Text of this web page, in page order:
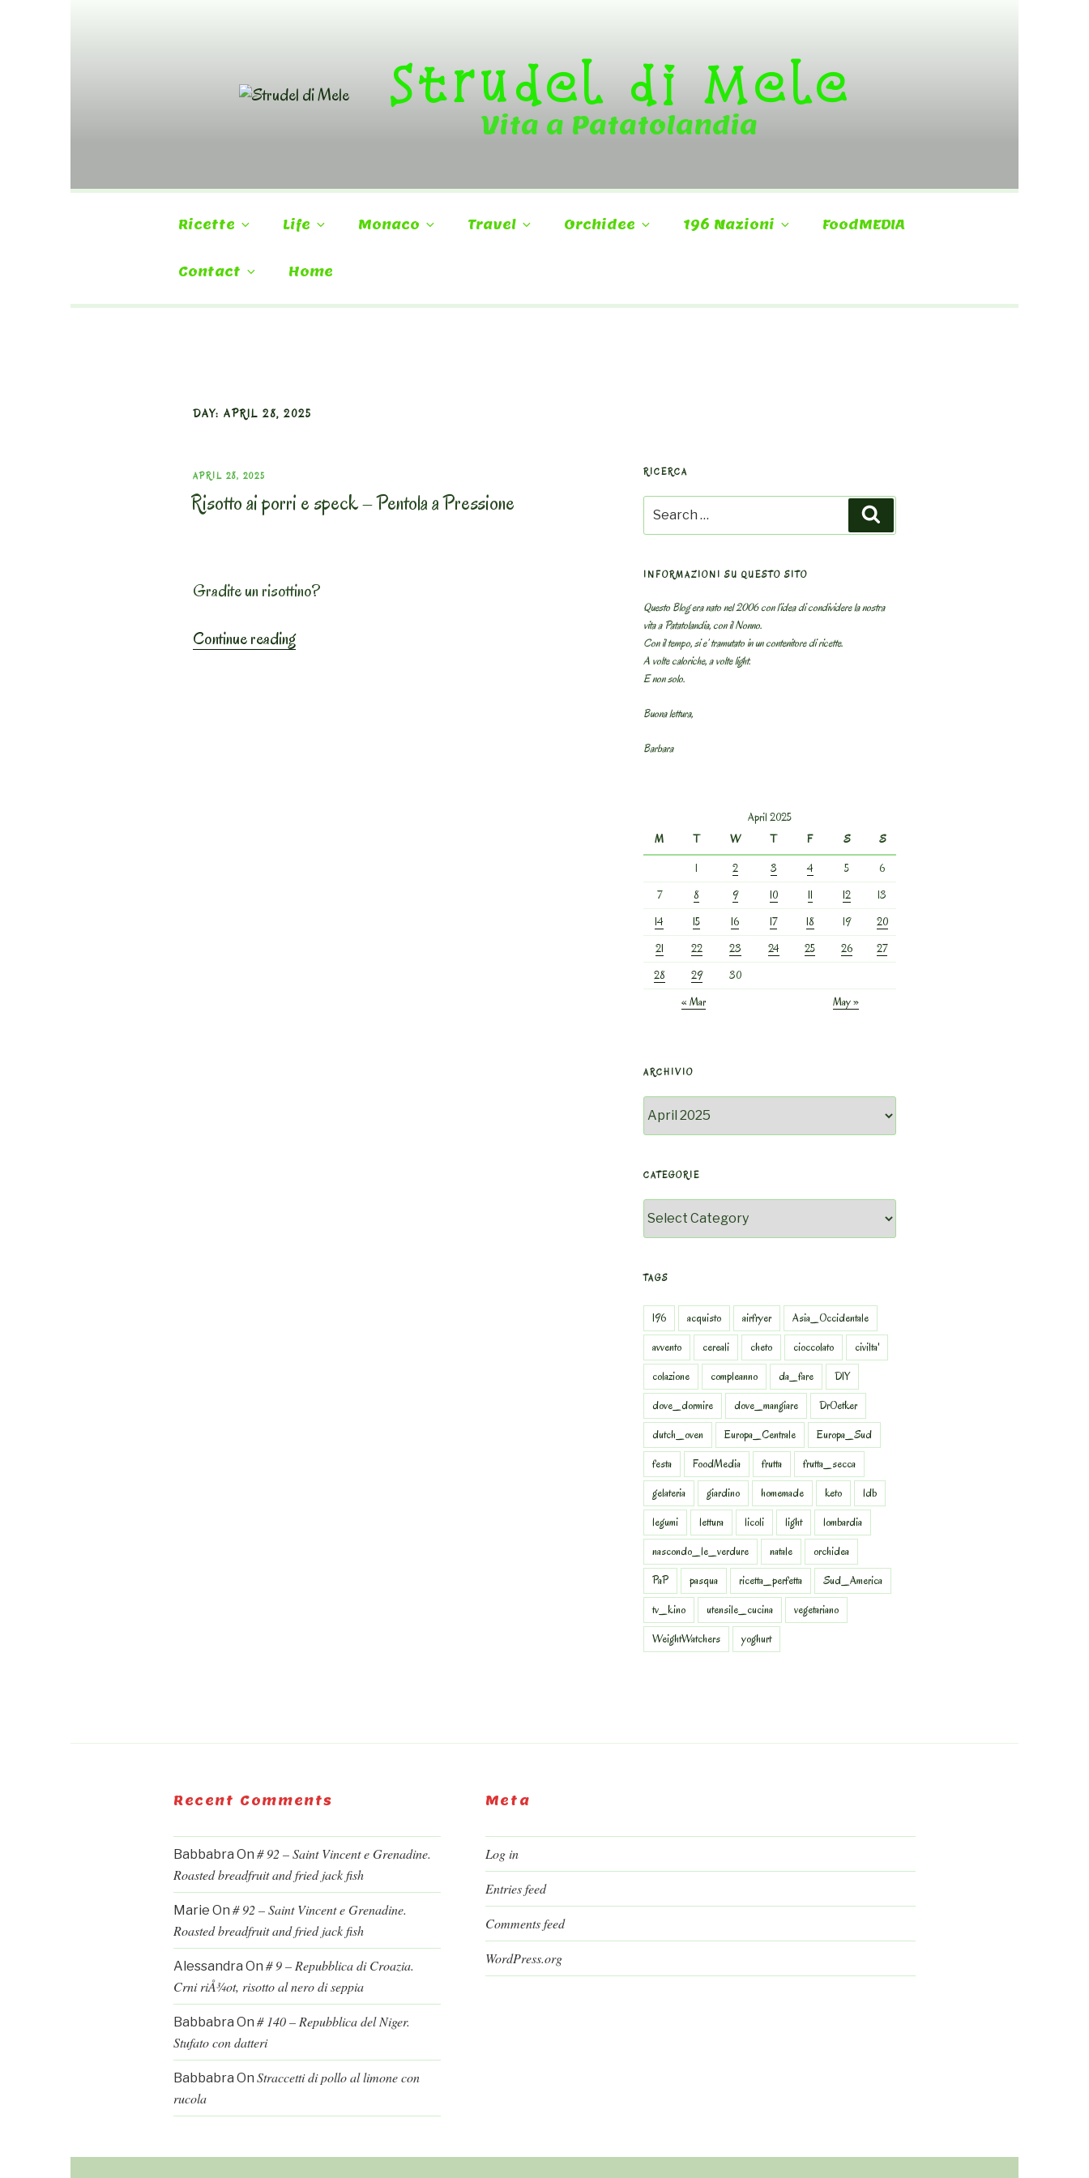
Strudel di Mele
Vita a Patatolandia
Ricette Life Monaco Travel Orchidee 196 Nazioni FoodMEDIA
Contact Home
DAY: APRIL 28, 2025
POSTED
ON
APRIL 28, 2025
Risotto ai porri e speck – Pentola a Pressione
Gradite un risottino?
Continue reading“Risotto
RICERCA
for:
INFORMAZIONI SU QUESTO SITO
Questo Blog era nato nel 2006 con l’idea di condividere la nostra
vita a Patatolandia, con il Nonno.
Con il tempo, si e’ tramutato in un contenitore di ricette.
A volte caloriche, a volte light.
E non solo.
Buona lettura,
Barbara
April 2025
M
T W T F S
S
1
2 3 4 5
6
7
8 9 10 11 12
13
14
15 16 17 18 19
20
21
22 23 24 25 26
27
28
29
30
« Mar
May »
ARCHIVIO
CATEGORIE
TAGS
196 acquisto airfryer
Asia_Occidentale
avvento
cereali cheto cioccolato
civilta'
colazione
compleanno da_fare
DIY
dove_dormire
dove_mangiare
DrOetker
dutch_oven
Europa_Centrale
Europa_Sud
festa
FoodMedia frutta
frutta_secca
gelateria
giardino homemade keto
ldb
legumi
lettura licoli light
lombardia
nascondo_le_verdure
natale
orchidea
PaP
pasqua ricetta_perfetta
Sud_America
tv_kino
utensile_cucina
vegetariano
WeightWatchers
yoghurt
Recent Comments
Babbabra On # 92 – Saint Vincent e Grenadine.
Roasted breadfruit and fried jack fish
Marie On # 92 – Saint Vincent e Grenadine.
Roasted breadfruit and fried jack fish
Alessandra On # 9 – Repubblica di Croazia.
Crni riÅ¾ot, risotto al nero di seppia
Babbabra On # 140 – Repubblica del Niger.
Stufato con datteri
Babbabra On Straccetti di pollo al limone con
rucola
Meta
Log in
Entries feed
Comments feed
WordPress.org